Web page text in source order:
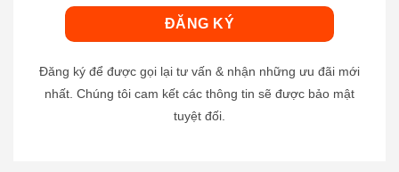
Đăng ký để được gọi lại tư vấn & nhận những ưu đãi mới
nhất. Chúng tôi cam kết các thông tin sẽ được bảo mật
tuyệt đối.